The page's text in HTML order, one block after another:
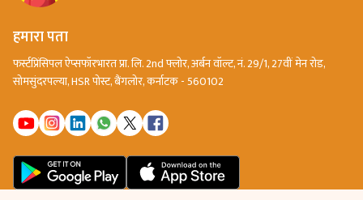
हमारा पता
फर्स्टप्रिंसिपल ऐप्सफॉरभारत प्रा. लि. 2nd फ्लोर, अर्बन वॉल्ट, नं. 29/1, 27वीं मेन रोड,
सोमसुंदरपल्या, HSR पोस्ट, बैंगलोर, कर्नाटक - 560102